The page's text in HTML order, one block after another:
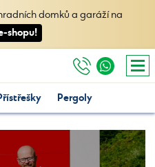
domků a garáží na
shopu!
Pergoly